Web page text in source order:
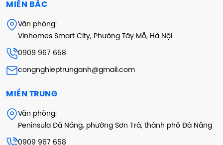
MIỀN BẮC
Văn phòng:
Vinhomes Smart City, Phường Tây Mỗ, Hà Nội
0909 967 658
congnghieptrunganh@gmail.com
MIỀN TRUNG
Văn phòng:
Peninsula Đà Nẵng, phường Sơn Trà, thành phố Đà Nẵng
0909 967 658